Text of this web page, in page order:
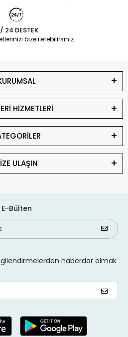
24 DESTEK
bize iletebilirsiniz.
HİZMETLERİ
ULAŞIN
E-Bülten
haberdar olmak